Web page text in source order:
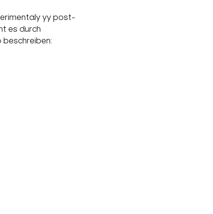
yy post-
es durch
beschreiben: